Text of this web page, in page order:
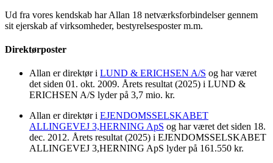
Ud fra vores kendskab har Allan 18 netværksforbindelser gennem
sit ejerskab af virksomheder, bestyrelsesposter m.m.
Direktørposter
Allan er direktør i LUND & ERICHSEN A/S og har været
det siden 01. okt. 2009. Årets resultat (2025) i LUND &
ERICHSEN A/S lyder på 3,7 mio. kr.
Allan er direktør i EJENDOMSSELSKABET
ALLINGEVEJ 3,HERNING ApS og har været det siden 18.
dec. 2012. Årets resultat (2025) i EJENDOMSSELSKABET
ALLINGEVEJ 3,HERNING ApS lyder på 161.550 kr.